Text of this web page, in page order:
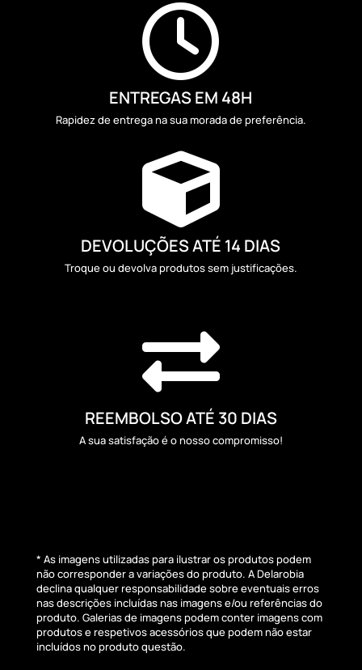

ENTREGAS EM 48H
Rapidez de entrega na sua morada de preferência.

DEVOLUÇÕES ATÉ 14 DIAS
Troque ou devolva produtos sem justificações.

REEMBOLSO ATÉ 30 DIAS
A sua satisfação é o nosso compromisso!
* As imagens utilizadas para ilustrar os produtos podem
não corresponder a variações do produto. A Delarobia
declina qualquer responsabilidade sobre eventuais erros
nas descrições incluídas nas imagens e/ou referências do
produto. Galerias de imagens podem conter imagens com
produtos e respetivos acessórios que podem não estar
incluídos no produto questão.